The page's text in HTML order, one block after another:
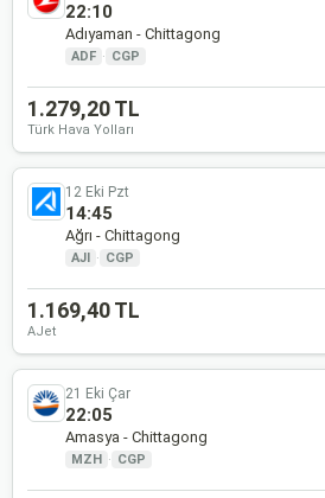
22:10
Adıyaman - Chittagong
ADF · CGP
1.279,20 TL
Türk Hava Yolları
12 Eki Pzt
14:45
Ağrı - Chittagong
AJI · CGP
1.169,40 TL
AJet
21 Eki Çar
22:05
Amasya - Chittagong
MZH · CGP